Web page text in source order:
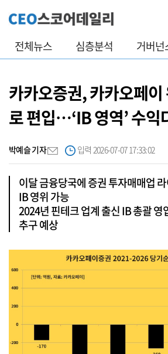
전체뉴스 심층분석 거버넌
카카오증권, 카카오페
로 편입…‘IB 영역’ 수익
박예슬 기자 입력 2026-07-07 17:33:02
이달 금융당국에 증권 투자매매업
IB 영위 가능
2024년 핀테크 업계 출신 IB 총괄
추구 예상